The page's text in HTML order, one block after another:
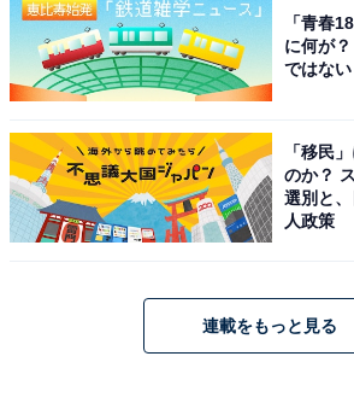
「青春
に何が
ではない
「移民
のか？
選別と
人政策
連載をもっと見る